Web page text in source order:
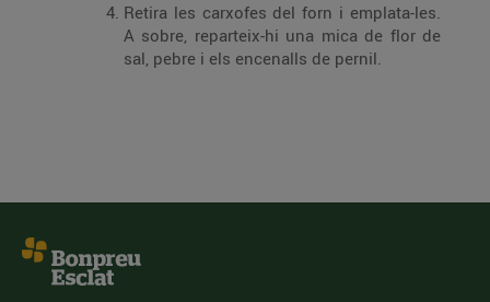
Retira les carxofes del forn i emplata-les.
A sobre, reparteix-hi una mica de flor de
sal, pebre i els encenalls de pernil.